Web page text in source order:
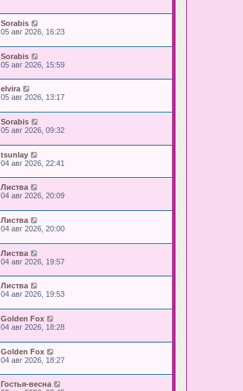
Sorabis
05 авг 2026, 16:23
Sorabis
05 авг 2026, 15:59
elvira
05 авг 2026, 13:17
Sorabis
05 авг 2026, 09:32
tsunlay
04 авг 2026, 22:41
Листва
04 авг 2026, 20:09
Листва
04 авг 2026, 20:00
Листва
04 авг 2026, 19:57
Листва
04 авг 2026, 19:53
Golden Fox
04 авг 2026, 18:28
Golden Fox
04 авг 2026, 18:27
Гостья-весна